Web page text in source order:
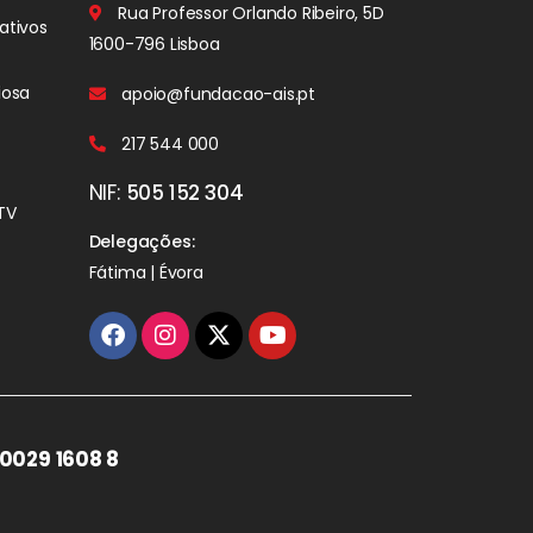
Rua Professor Orlando Ribeiro, 5D
1600-796 Lisboa
apoio@fundacao-ais.pt
217 544 000
NIF: 505 152 304
Delegações:
Fátima | Évora
1608 8